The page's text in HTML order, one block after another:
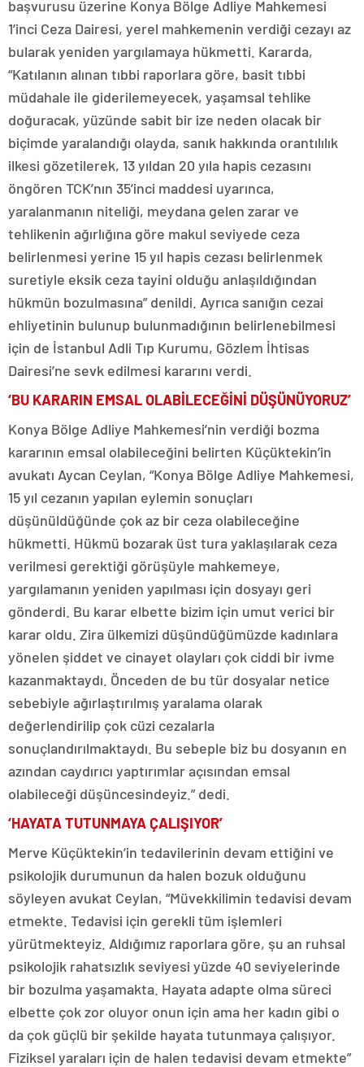
başvurusu üzerine Konya Bölge Adliye Mahkemesi
1’inci Ceza Dairesi, yerel mahkemenin verdiği cezayı az
bularak yeniden yargılamaya hükmetti. Kararda,
“Katılanın alınan tıbbi raporlara göre, basit tıbbi
müdahale ile giderilemeyecek, yaşamsal tehlike
doğuracak, yüzünde sabit bir ize neden olacak bir
biçimde yaralandığı olayda, sanık hakkında orantılılık
ilkesi gözetilerek, 13 yıldan 20 yıla hapis cezasını
öngören TCK’nın 35’inci maddesi uyarınca,
yaralanmanın niteliği, meydana gelen zarar ve
tehlikenin ağırlığına göre makul seviyede ceza
belirlenmesi yerine 15 yıl hapis cezası belirlenmek
suretiyle eksik ceza tayini olduğu anlaşıldığından
hükmün bozulmasına” denildi. Ayrıca sanığın cezai
ehliyetinin bulunup bulunmadığının belirlenebilmesi
için de İstanbul Adli Tıp Kurumu, Gözlem İhtisas
Dairesi’ne sevk edilmesi kararını verdi.
‘BU KARARIN EMSAL OLABİLECEĞİNİ DÜŞÜNÜYORUZ’
Konya Bölge Adliye Mahkemesi’nin verdiği bozma
kararının emsal olabileceğini belirten Küçüktekin’in
avukatı Aycan Ceylan, “Konya Bölge Adliye Mahkemesi,
15 yıl cezanın yapılan eylemin sonuçları
düşünüldüğünde çok az bir ceza olabileceğine
hükmetti. Hükmü bozarak üst tura yaklaşılarak ceza
verilmesi gerektiği görüşüyle mahkemeye,
yargılamanın yeniden yapılması için dosyayı geri
gönderdi. Bu karar elbette bizim için umut verici bir
karar oldu. Zira ülkemizi düşündüğümüzde kadınlara
yönelen şiddet ve cinayet olayları çok ciddi bir ivme
kazanmaktaydı. Önceden de bu tür dosyalar netice
sebebiyle ağırlaştırılmış yaralama olarak
değerlendirilip çok cüzi cezalarla
sonuçlandırılmaktaydı. Bu sebeple biz bu dosyanın en
azından caydırıcı yaptırımlar açısından emsal
olabileceği düşüncesindeyiz.” dedi.
‘HAYATA TUTUNMAYA ÇALIŞIYOR’
Merve Küçüktekin’in tedavilerinin devam ettiğini ve
psikolojik durumunun da halen bozuk olduğunu
söyleyen avukat Ceylan, “Müvekkilimin tedavisi devam
etmekte. Tedavisi için gerekli tüm işlemleri
yürütmekteyiz. Aldığımız raporlara göre, şu an ruhsal
psikolojik rahatsızlık seviyesi yüzde 40 seviyelerinde
bir bozulma yaşamakta. Hayata adapte olma süreci
elbette çok zor oluyor onun için ama her kadın gibi o
da çok güçlü bir şekilde hayata tutunmaya çalışıyor.
Fiziksel yaraları için de halen tedavisi devam etmekte”